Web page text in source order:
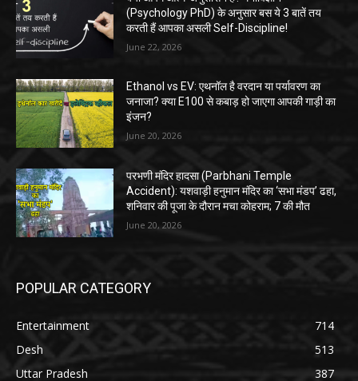
(Psychology PhD) के अनुसार बस ये 3 बातें तय
करती हैं आपका असली Self-Discipline!
June 22, 2026
Ethanol vs EV: एथनॉल है वरदान या पर्यावरण का
जनाजा? क्या E100 से कबाड़ हो जाएगा आपकी गाड़ी का
इंजन?
June 20, 2026
परभणी मंदिर हादसा (Parbhani Temple
Accident): यशवाड़ी हनुमान मंदिर का ‘सभा मंडप’ ढहा,
शनिवार की पूजा के दौरान मचा कोहराम; 7 की मौत
June 20, 2026
POPULAR CATEGORY
Entertainment
714
Desh
513
Uttar Pradesh
387